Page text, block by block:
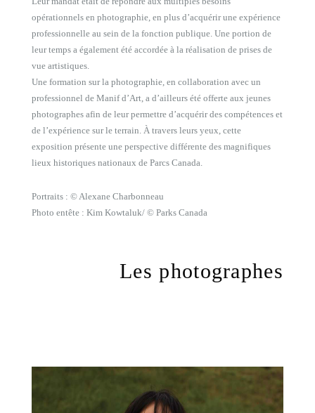
opérationnels en photographie, en plus d’acquérir une expérience
professionnelle au sein de la fonction publique. Une portion de
leur temps a également été accordée à la réalisation de prises de
vue artistiques.
Une formation sur la photographie, en collaboration avec un
professionnel de Manif d’Art, a d’ailleurs été offerte aux jeunes
photographes afin de leur permettre d’acquérir des compétences et
de l’expérience sur le terrain. À travers leurs yeux, cette
exposition présente une perspective différente des magnifiques
lieux historiques nationaux de Parcs Canada.
Portraits : © Alexane Charbonneau
Photo entête : Kim Kowtaluk/ © Parks Canada
Les photographes